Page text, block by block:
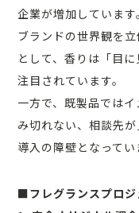
企業が増加しています
ブランドの世界観を
として、香りは「目
注目されています。
一方で、既製品では
み切れない、相談先
導入の障壁となってい
■フレグランスプロジ